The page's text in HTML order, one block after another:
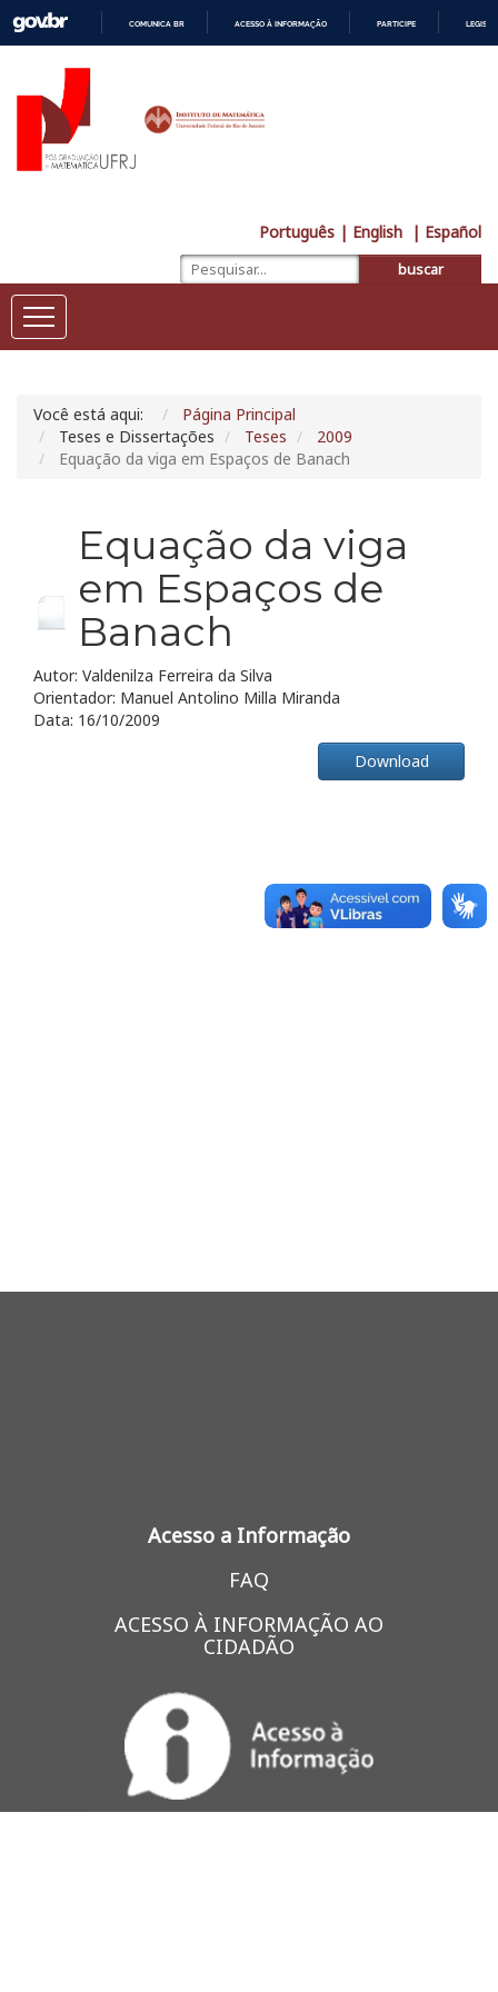
COMUNICA BR ACESSO À INFORMAÇÃO PARTICIPE
Português | English | Español
buscar
Você está aqui:
Página Principal
Teses e Dissertações
Teses
2009
Equação da viga em Espaços de Banach
Equação da viga
em Espaços de
Banach
Autor: Valdenilza Ferreira da Silva
Orientador: Manuel Antolino Milla Miranda
Data: 16/10/2009
Download
Acesso a Informação
FAQ
ACESSO À INFORMAÇÃO AO
CIDADÃO